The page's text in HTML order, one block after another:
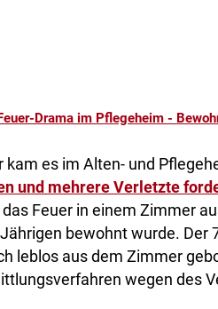
Drama im Pflegeheim -
kam es im Alten- und
und mehrere Verletzte
Feuer in einem Zimmer
bewohnt wurde. Der
leblos aus dem Zimmer
wegen des